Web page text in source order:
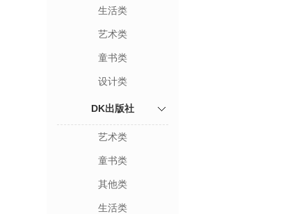
生活类
艺术类
童书类
设计类
DK出版社
艺术类
童书类
其他类
生活类